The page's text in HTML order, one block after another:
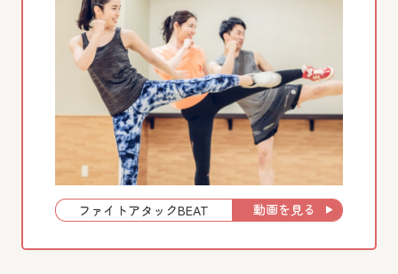
ファイトアタックBEAT 動画を見る